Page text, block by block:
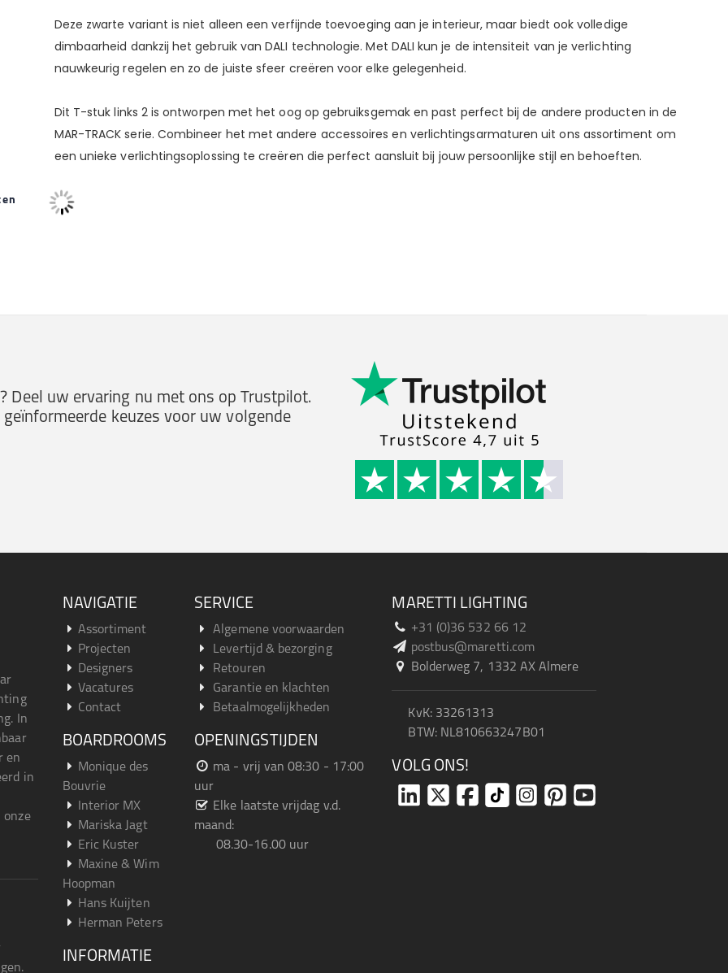
Deze zwarte variant is niet alleen een verfijnde toevoeging aan je interieur, maar biedt ook volledige
dimbaarheid dankzij het gebruik van DALI technologie. Met DALI kun je de intensiteit van je verlichting
nauwkeurig regelen en zo de juiste sfeer creëren voor elke gelegenheid.
Dit T-stuk links 2 is ontworpen met het oog op gebruiksgemak en past perfect bij de andere producten in de
MAR-TRACK serie. Combineer het met andere accessoires en verlichtingsarmaturen uit ons assortiment om
een unieke verlichtingsoplossing te creëren die perfect aansluit bij jouw persoonlijke stijl en behoeften.
Deel uw ervaring nu met ons op Trustpilot.
keuzes voor uw volgende
In
en
in
onze
NAVIGATIE
Assortiment
Projecten
Designers
Vacatures
Contact
BOARDROOMS
Monique des
Bouvrie
Interior MX
Mariska Jagt
Eric Kuster
Maxine & Wim
Hoopman
Hans Kuijten
Herman Peters
INFORMATIE
SERVICE
Algemene voorwaarden
Levertijd & bezorging
Retouren
Garantie en klachten
Betaalmogelijkheden
OPENINGSTIJDEN
ma - vrij van 08:30 - 17:00
uur
Elke laatste vrijdag v.d.
maand:
08.30-16.00 uur
MARETTI LIGHTING
+31 (0)36 532 66 12
postbus@maretti.com
Bolderweg 7, 1332 AX Almere
KvK: 33261313
BTW: NL810663247B01
VOLG ONS!